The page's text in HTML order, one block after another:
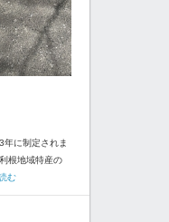
に制定されま
根地域特産の
む